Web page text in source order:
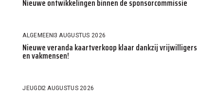
Nieuwe ontwikkelingen binnen de sponsorcommissie
ALGEMEEN3 AUGUSTUS 2026
Nieuwe veranda kaartverkoop klaar dankzij vrijwilligers
en vakmensen!
JEUGD2 AUGUSTUS 2026